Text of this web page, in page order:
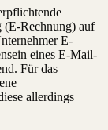
(E-Rechnung) auf
E-
eines E-Mail-
Für das
allerdings